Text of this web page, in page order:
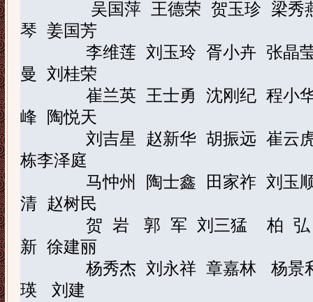
吴国萍
王德荣 贺玉珍
梁秀
琴 姜国芳
李维莲 刘玉玲 胥小卉 张晶
曼
刘桂荣
崔兰英
王士勇 沈刚纪 程小
峰
陶悦天
刘吉星
赵新华 胡振远 崔云
栋李泽庭
马忡州
陶士鑫 田家祚 刘玉
清 赵树民
贺 岩 郭 军 刘三猛 柏
弘
新 徐建丽
杨秀杰 刘永祥 章嘉林
杨景
瑛
刘 建